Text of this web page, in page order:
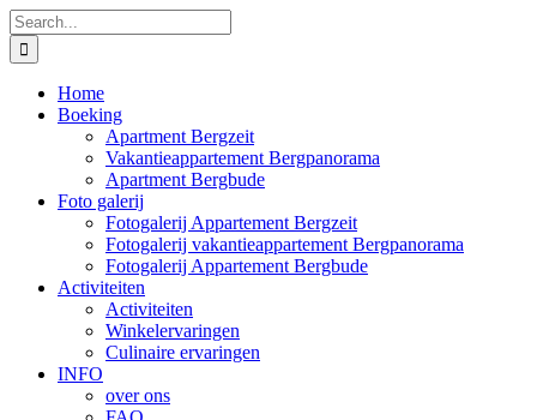
Skip
to
content
Search
for:
Home
Boeking
Apartment Bergzeit
Vakantieappartement Bergpanorama
Apartment Bergbude
Foto galerij
Fotogalerij Appartement Bergzeit
Fotogalerij vakantieappartement Bergpanorama
Fotogalerij Appartement Bergbude
Activiteiten
Activiteiten
Winkelervaringen
Culinaire ervaringen
INFO
over ons